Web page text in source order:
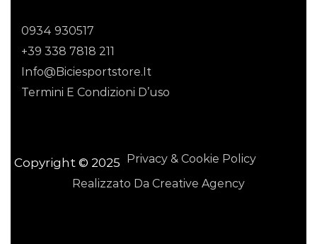
0934 930517
+39 338 7818 211
Info@biciesportstore.it
Termini E Condizioni D’uso
Copyright © 2025
Privacy & Cookie Policy
Realizzato Da Creative Agency